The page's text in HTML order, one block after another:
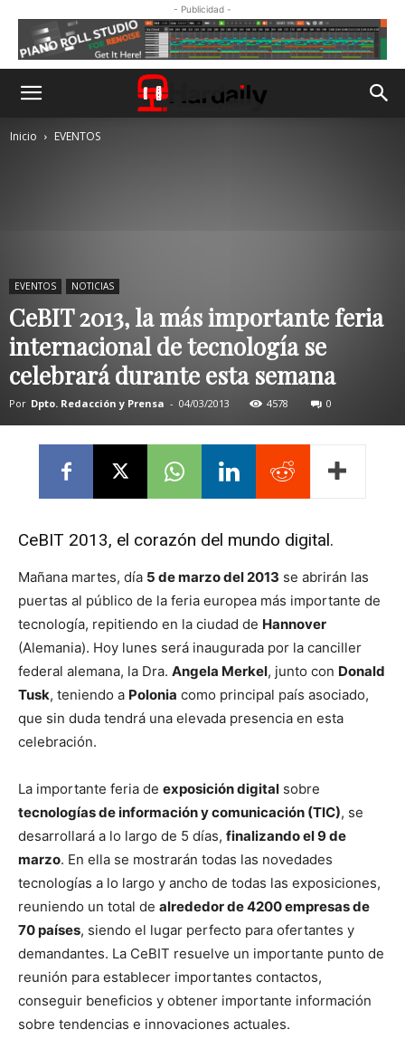
- Publicidad -
Inicio EVENTOS
EVENTOS NOTICIAS
CeBIT 2013, la más importante feria
internacional de tecnología se
celebrará durante esta semana
Por Dpto. Redacción y Prensa - 04/03/2013 4578 0
CeBIT 2013, el corazón del mundo digital.
Mañana martes, día 5 de marzo del 2013 se abrirán las
puertas al público de la feria europea más importante de
tecnología, repitiendo en la ciudad de Hannover
(Alemania). Hoy lunes será inaugurada por la canciller
federal alemana, la Dra. Angela Merkel, junto con Donald
Tusk, teniendo a Polonia como principal país asociado,
que sin duda tendrá una elevada presencia en esta
celebración.
La importante feria de exposición digital sobre
tecnologías de información y comunicación (TIC), se
desarrollará a lo largo de 5 días, finalizando el 9 de
marzo. En ella se mostrarán todas las novedades
tecnologías a lo largo y ancho de todas las exposiciones,
reuniendo un total de alrededor de 4200 empresas de
70 países, siendo el lugar perfecto para ofertantes y
demandantes. La CeBIT resuelve un importante punto de
reunión para establecer importantes contactos,
conseguir beneficios y obtener importante información
sobre tendencias e innovaciones actuales.